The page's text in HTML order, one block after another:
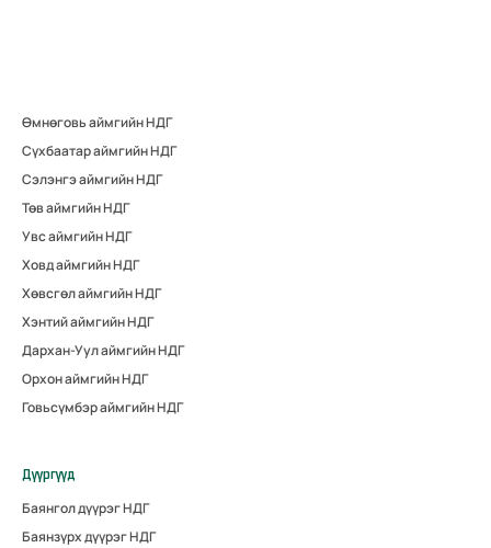
Өмнөговь аймгийн НДГ
Сүхбаатар аймгийн НДГ
Сэлэнгэ аймгийн НДГ
Төв аймгийн НДГ
Увс аймгийн НДГ
Ховд аймгийн НДГ
Хөвсгөл аймгийн НДГ
Хэнтий аймгийн НДГ
Дархан-Уул аймгийн НДГ
Орхон аймгийн НДГ
Говьсүмбэр аймгийн НДГ
Дүүргүүд
Баянгол дүүрэг НДГ
Баянзүрх дүүрэг НДГ